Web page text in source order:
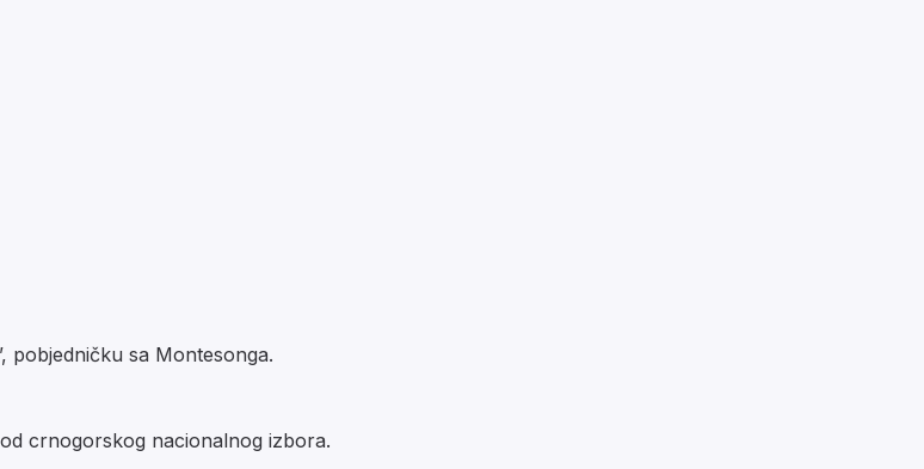
pobjedničku sa Montesonga.
crnogorskog nacionalnog izbora.